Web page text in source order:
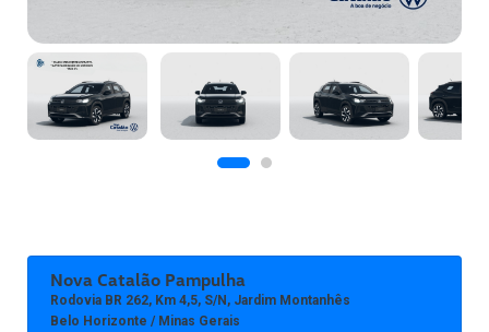
Nova Catalão Pampulha
Rodovia BR 262, Km 4,5, S/n, Jardim Montanhês
Belo Horizonte / Minas Gerais